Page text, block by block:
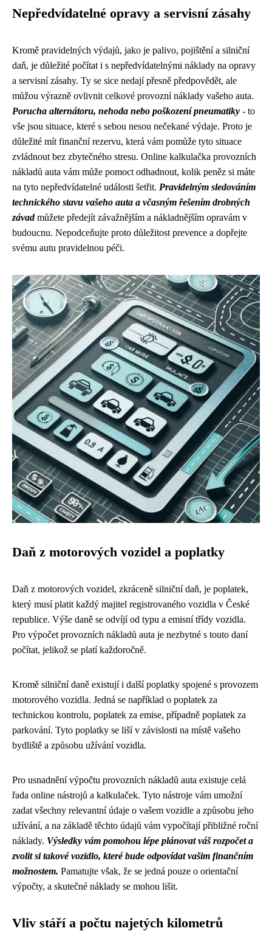
Nepředvídatelné opravy a servisní zásahy
Kromě pravidelných výdajů, jako je palivo, pojištění a silniční
daň, je důležité počítat i s nepředvídatelnými náklady na opravy
a servisní zásahy. Ty se sice nedají přesně předpovědět, ale
můžou výrazně ovlivnit celkové provozní náklady vašeho auta.
Porucha alternátoru, nehoda nebo poškození pneumatiky - to
vše jsou situace, které s sebou nesou nečekané výdaje. Proto je
důležité mít finanční rezervu, která vám pomůže tyto situace
zvládnout bez zbytečného stresu. Online kalkulačka provozních
nákladů auta vám může pomoct odhadnout, kolik peněz si máte
na tyto nepředvídatelné události šetřit. Pravidelným sledováním
technického stavu vašeho auta a včasným řešením drobných
závadmůžete předejít závažnějším a nákladnějším opravám v
budoucnu. Nepodceňujte proto důležitost prevence a dopřejte
svému autu pravidelnou péči.
Daň z motorových vozidel a poplatky
Daň z motorových vozidel, zkráceně silniční daň, je poplatek,
který musí platit každý majitel registrovaného vozidla v České
republice. Výše daně se odvíjí od typu a emisní třídy vozidla.
Pro výpočet provozních nákladů auta je nezbytné s touto daní
počítat, jelikož se platí každoročně.
Kromě silniční daně existují i ​​další poplatky spojené s provozem
motorového vozidla. Jedná se například o poplatek za
technickou kontrolu, poplatek za emise, případně poplatek za
parkování. Tyto poplatky se liší v závislosti na místě vašeho
bydliště a způsobu užívání vozidla.
Pro usnadnění výpočtu provozních nákladů auta existuje celá
řada online nástrojů a kalkulaček. Tyto nástroje vám umožní
zadat všechny relevantní údaje o vašem vozidle a způsobu jeho
užívání, a na základě těchto údajů vám vypočítají přibližné roční
náklady. Výsledky vám pomohou lépe plánovat váš rozpočet a
zvolit si takové vozidlo, které bude odpovídat vašim finančním
možnostem. Pamatujte však, že se jedná pouze o orientační
výpočty, a skutečné náklady se mohou lišit.
Vliv stáří a počtu najetých kilometrů